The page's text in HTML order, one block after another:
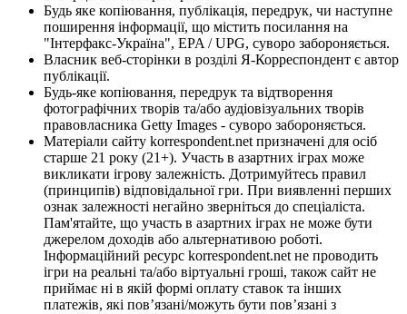
Будь яке копіювання, публікація, передрук, чи наступне
поширення інформації, що містить посилання на
"Інтерфакс-Україна", EPA / UPG, суворо забороняється.
Власник веб-сторінки в розділі Я-Корреспондент є автор
публікації.
Будь-яке копіювання, передрук та відтворення
фотографічних творів та/або аудіовізуальних творів
правовласника Getty Images - суворо забороняється.
Матеріали сайту korrespondent.net призначені для осіб
старше 21 року (21+). Участь в азартних іграх може
викликати ігрову залежність. Дотримуйтесь правил
(принципів) відповідальної гри. При виявленні перших
ознак залежності негайно зверніться до спеціаліста.
Пам'ятайте, що участь в азартних іграх не може бути
джерелом доходів або альтернативою роботі.
Інформаційний ресурс korrespondent.net не проводить
ігри на реальні та/або віртуальні гроші, також сайт не
приймає ні в якій формі оплату ставок та інших
платежів, які пов’язані/можуть бути пов’язані з